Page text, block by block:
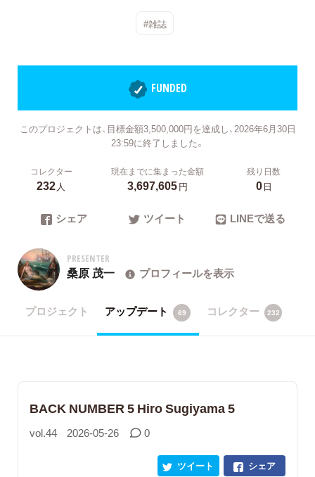
#雑誌
FUNDED
このプロジェクトは、目標金額3,500,000円を達成し、2026年6月30日
23:59に終了しました。
コレクター
232人
現在までに集まった金額
3,697,605円
残り日数
0日
シェア ツイート LINEで送る
PRESENTER
桑原 茂一 プロフィールを表示
プロジェクト アップデート 69 コレクター 232
BACK NUMBER 5 Hiro Sugiyama 5
vol.44 2026-05-26 0
シェア
ツイート